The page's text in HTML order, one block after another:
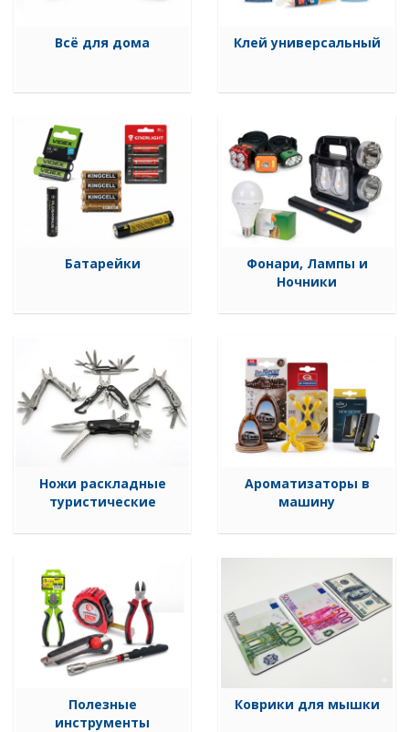
Всё для дома Клей универсальный
Батарейки
Фонари, Лампы и
Ночники
Ножи раскладные
туристические
Ароматизаторы в
машину
Полезные
инструменты
Коврики для мышки